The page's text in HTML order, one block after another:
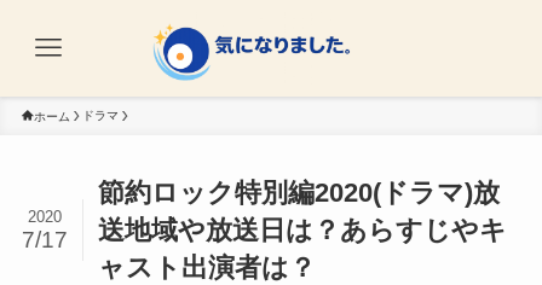
ホーム ドラマ
節約ロック特別編2020(ドラマ)放
送地域や放送日は？あらすじやキ
ャスト出演者は？
2020
7/17